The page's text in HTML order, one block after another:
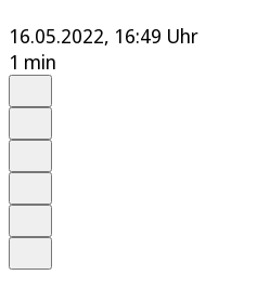
16.05.2022, 16:49 Uhr
1 min